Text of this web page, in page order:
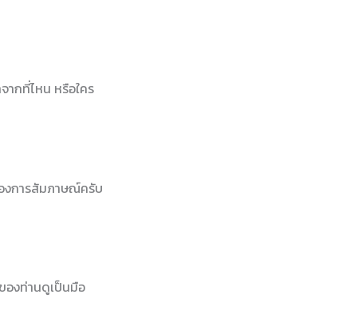
กที่ไหน หรือใคร
งการสัมภาษณ์ครับ
องท่านดูเป็นมือ